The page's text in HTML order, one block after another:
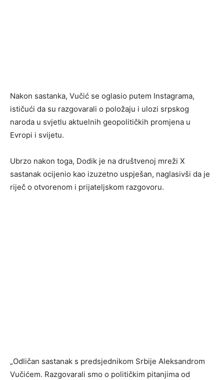
Nakon sastanka, Vučić se oglasio putem Instagrama,
ističući da su razgovarali o položaju i ulozi srpskog
naroda u svjetlu aktuelnih geopolitičkih promjena u
Evropi i svijetu.
Ubrzo nakon toga, Dodik je na društvenoj mreži X
sastanak ocijenio kao izuzetno uspješan, naglasivši da je
riječ o otvorenom i prijateljskom razgovoru.
„Odličan sastanak s predsjednikom Srbije Aleksandrom
Vučićem. Razgovarali smo o političkim pitanjima od